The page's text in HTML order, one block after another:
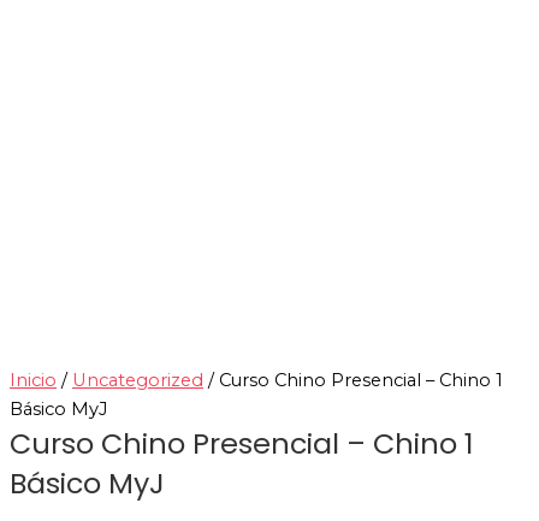
Inicio / Uncategorized / Curso Chino Presencial – Chino 1
Básico MyJ
Curso Chino Presencial – Chino 1
Básico MyJ